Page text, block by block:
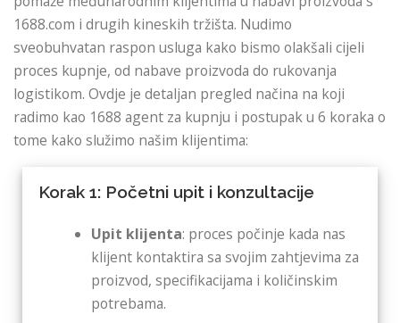
1688.com i drugih kineskih tržišta. Nudimo
sveobuhvatan raspon usluga kako bismo olakšali cijeli
proces kupnje, od nabave proizvoda do rukovanja
logistikom. Ovdje je detaljan pregled načina na koji
radimo kao 1688 agent za kupnju i postupak u 6 koraka o
tome kako služimo našim klijentima:
Korak 1: Početni upit i konzultacije
Upit klijenta: proces počinje kada nas
klijent kontaktira sa svojim zahtjevima za
proizvod, specifikacijama i količinskim
potrebama.